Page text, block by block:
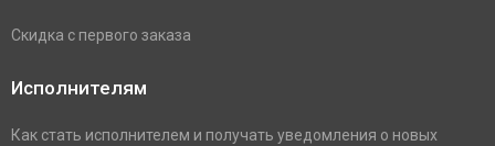
Скидка с первого заказа
Исполнителям
Как стать исполнителем и получать уведомления о новых